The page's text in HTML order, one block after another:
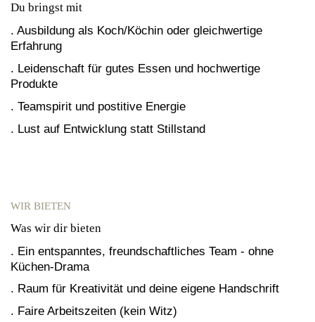
Du bringst mit
. Ausbildung als Koch/Köchin oder gleichwertige
Erfahrung
. Leidenschaft für gutes Essen und hochwertige
Produkte
. Teamspirit und postitive Energie
. Lust auf Entwicklung statt Stillstand
WIR BIETEN
Was wir dir bieten
. Ein entspanntes, freundschaftliches Team - ohne
Küchen-Drama
. Raum für Kreativität und deine eigene Handschrift
. Faire Arbeitszeiten (kein Witz)